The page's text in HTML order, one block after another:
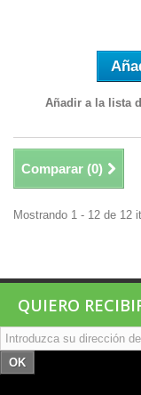
Añadir a la lista
Comparar (0)
Mostrando 1 - 12 de 12
QUIERO
OK